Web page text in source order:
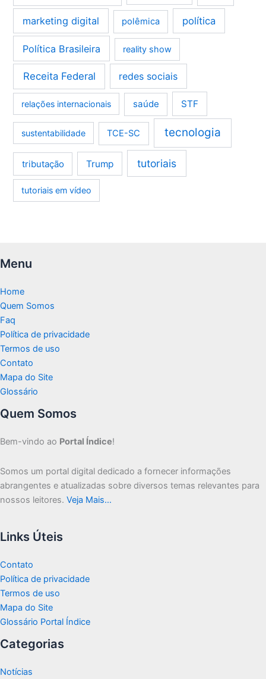
marketing digital polêmica política
Política Brasileira reality show
Receita Federal redes sociais
relações internacionais saúde STF
sustentabilidade TCE-SC tecnologia
tributação Trump tutoriais
tutoriais em vídeo
Menu
Home
Quem Somos
Faq
Política de privacidade
Termos de uso
Contato
Mapa do Site
Glossário
Quem Somos
Bem-vindo ao Portal Índice!
Somos um portal digital dedicado a fornecer informações
abrangentes e atualizadas sobre diversos temas relevantes para
nossos leitores. Veja Mais…
Links Úteis
Contato
Política de privacidade
Termos de uso
Mapa do Site
Glossário Portal Índice
Categorias
Notícias